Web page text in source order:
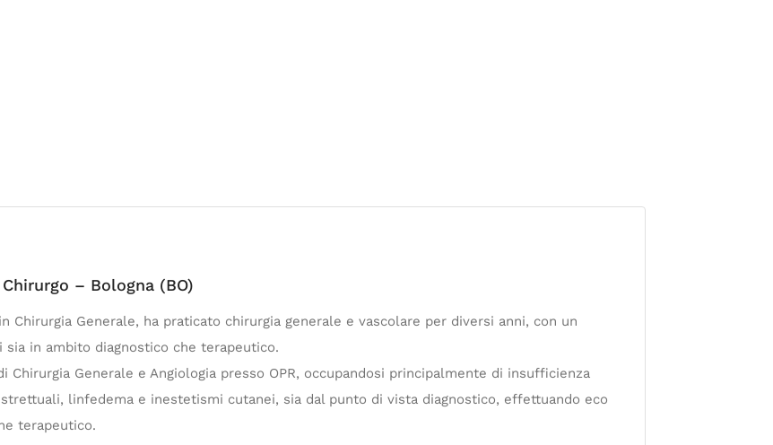
– Bologna (BO)
Chirurgia Generale, ha praticato chirurgia generale e vascolare per diversi anni, con un
in ambito diagnostico che terapeutico.
Generale e Angiologia presso OPR, occupandosi principalmente di insufficienza
linfedema e inestetismi cutanei, sia dal punto di vista diagnostico, effettuando eco
terapeutico.